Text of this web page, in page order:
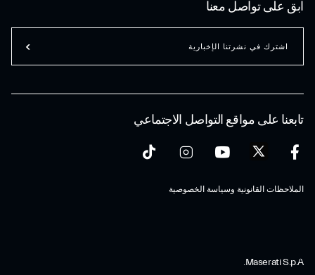
تابعنا على مواقع التواصل الاجتماعي
الملاحظات القانونية وسياسة الخصوصية
ابق على تواصل معنا
اشترك في نشرتنا الإخبارية
Maserati S.p.A.